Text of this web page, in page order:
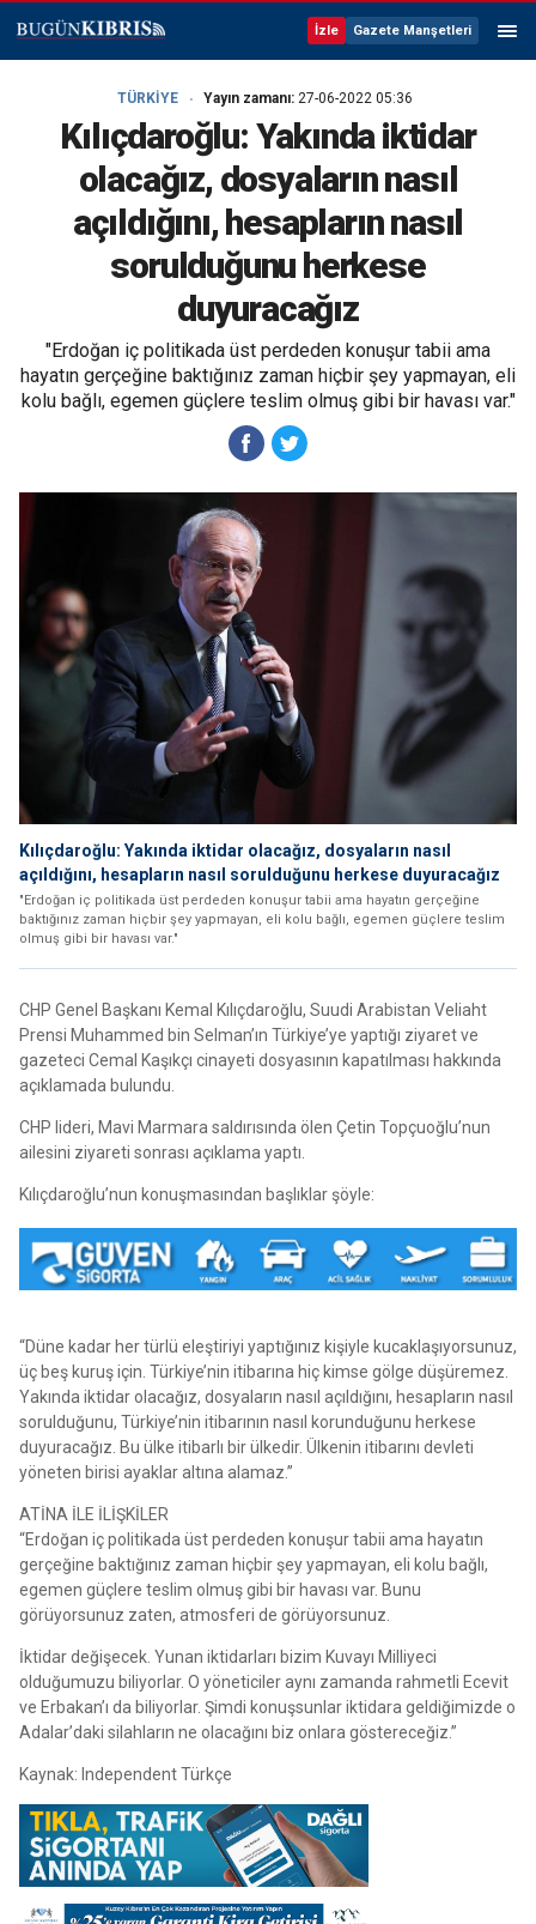
İzle Gazete Manşetleri
TÜRKİYE Yayın zamanı: 27-06-2022 05:36
Kılıçdaroğlu: Yakında iktidar
olacağız, dosyaların nasıl
açıldığını, hesapların nasıl
sorulduğunu herkese
duyuracağız
"Erdoğan iç politikada üst perdeden konuşur tabii ama
hayatın gerçeğine baktığınız zaman hiçbir şey yapmayan, eli
kolu bağlı, egemen güçlere teslim olmuş gibi bir havası var."
Kılıçdaroğlu: Yakında iktidar olacağız, dosyaların nasıl
açıldığını, hesapların nasıl sorulduğunu herkese duyuracağız
"Erdoğan iç politikada üst perdeden konuşur tabii ama hayatın gerçeğine
baktığınız zaman hiçbir şey yapmayan, eli kolu bağlı, egemen güçlere teslim
olmuş gibi bir havası var."
CHP Genel Başkanı Kemal Kılıçdaroğlu, Suudi Arabistan Veliaht
Prensi Muhammed bin Selman’ın Türkiye’ye yaptığı ziyaret ve
gazeteci Cemal Kaşıkçı cinayeti dosyasının kapatılması hakkında
açıklamada bulundu.
CHP lideri, Mavi Marmara saldırısında ölen Çetin Topçuoğlu’nun
ailesini ziyareti sonrası açıklama yaptı.
Kılıçdaroğlu’nun konuşmasından başlıklar şöyle:
“Düne kadar her türlü eleştiriyi yaptığınız kişiyle kucaklaşıyorsunuz,
üç beş kuruş için. Türkiye’nin itibarına hiç kimse gölge düşüremez.
Yakında iktidar olacağız, dosyaların nasıl açıldığını, hesapların nasıl
sorulduğunu, Türkiye’nin itibarının nasıl korunduğunu herkese
duyuracağız. Bu ülke itibarlı bir ülkedir. Ülkenin itibarını devleti
yöneten birisi ayaklar altına alamaz.”
ATİNA İLE İLİŞKİLER
“Erdoğan iç politikada üst perdeden konuşur tabii ama hayatın
gerçeğine baktığınız zaman hiçbir şey yapmayan, eli kolu bağlı,
egemen güçlere teslim olmuş gibi bir havası var. Bunu
görüyorsunuz zaten, atmosferi de görüyorsunuz.
İktidar değişecek. Yunan iktidarları bizim Kuvayı Milliyeci
olduğumuzu biliyorlar. O yöneticiler aynı zamanda rahmetli Ecevit
ve Erbakan’ı da biliyorlar. Şimdi konuşsunlar iktidara geldiğimizde o
Adalar’daki silahların ne olacağını biz onlara göstereceğiz.”
Kaynak: Independent Türkçe